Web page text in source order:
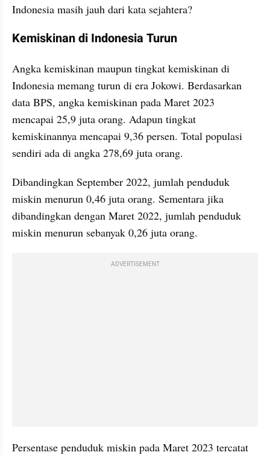
Indonesia masih jauh dari kata sejahtera?
Kemiskinan di Indonesia Turun
Angka kemiskinan maupun tingkat kemiskinan di
Indonesia memang turun di era Jokowi. Berdasarkan
data BPS, angka kemiskinan pada Maret 2023
mencapai 25,9 juta orang. Adapun tingkat
kemiskinannya mencapai 9,36 persen. Total populasi
sendiri ada di angka 278,69 juta orang.
Dibandingkan September 2022, jumlah penduduk
miskin menurun 0,46 juta orang. Sementara jika
dibandingkan dengan Maret 2022, jumlah penduduk
miskin menurun sebanyak 0,26 juta orang.
ADVERTISEMENT
Persentase penduduk miskin pada Maret 2023 tercatat